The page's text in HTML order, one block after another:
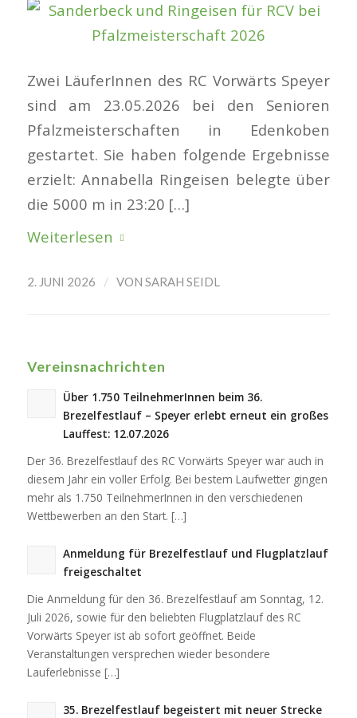
Zwei LäuferInnen des RC Vorwärts Speyer
sind am 23.05.2026 bei den Senioren
Pfalzmeisterschaften in Edenkoben
gestartet. Sie haben folgende Ergebnisse
erzielt: Annabella Ringeisen belegte über
die 5000 m in 23:20 […]
Weiterlesen
2. JUNI 2026 / VON SARAH SEIDL
Vereinsnachrichten
Über 1.750 TeilnehmerInnen beim 36.
Brezelfestlauf – Speyer erlebt erneut ein großes
Lauffest: 12.07.2026
Der 36. Brezelfestlauf des RC Vorwärts Speyer war auch in
diesem Jahr ein voller Erfolg. Bei bestem Laufwetter gingen
mehr als 1.750 TeilnehmerInnen in den verschiedenen
Wettbewerben an den Start. […]
Anmeldung für Brezelfestlauf und Flugplatzlauf
freigeschaltet
Die Anmeldung für den 36. Brezelfestlauf am Sonntag, 12.
Juli 2026, sowie für den beliebten Flugplatzlauf des RC
Vorwärts Speyer ist ab sofort geöffnet. Beide
Veranstaltungen versprechen wieder besondere
Lauferlebnisse […]
35. Brezelfestlauf begeistert mit neuer Strecke